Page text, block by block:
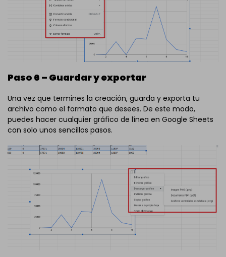
Paso 6 – Guardar y exportar
Una vez que termines la creación, guarda y exporta tu
archivo como el formato que desees. De este modo,
puedes hacer cualquier gráfico de línea en Google Sheets
con solo unos sencillos pasos.